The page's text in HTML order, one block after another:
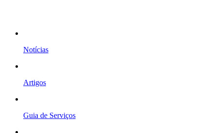
Notícias
Artigos
Guia de Serviços